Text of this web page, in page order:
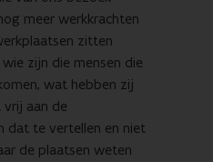
meer werkkrachten
zitten
zijn die mensen die
wat hebben zij
vrij aan de
dat te vertellen en niet
de plaatsen weten